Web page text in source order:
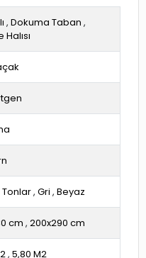
, Dokuma Taban ,
, Gri , Beyaz
cm , 200x290 cm
, 5,80 M2